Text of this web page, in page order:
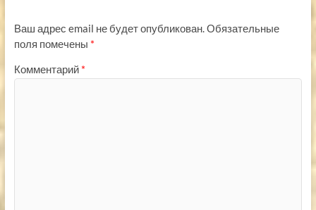
Ваш адрес email не будет опубликован.Обязательные
поля помечены *
Комментарий *